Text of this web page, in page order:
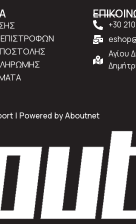
ΕΠΙΣΤΡΟΦΩΝ
+30
Αγίου
| Powered byAboutnet